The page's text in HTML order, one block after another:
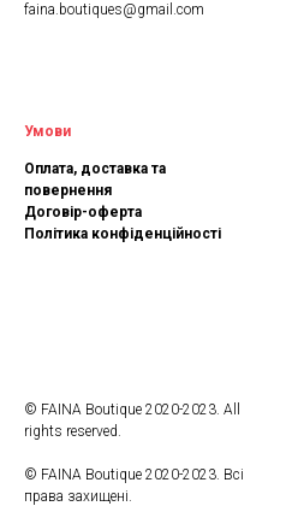
faina.boutiques@gmail.com
Умови
Оплата, доставка та
повернення
Договір-оферта
Політика конфіденційності
© FAINA Boutique 2020-2023. All
rights reserved.
© FAINA Boutique 2020-2023. Всі
права захищені.